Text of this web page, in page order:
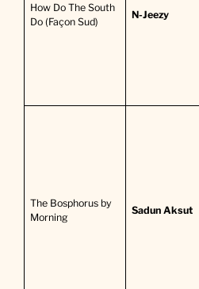
How Do The South
Do (Façon Sud)
N-Jeezy
The Bosphorus by
Morning
Sadun Aksut